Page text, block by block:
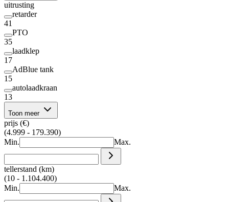
uitrusting
retarder
41
PTO
35
laadklep
17
AdBlue tank
15
autolaadkraan
13
Toon meer
prijs (€)
(4.999 - 179.390)
Min.
Max.
tellerstand (km)
(10 - 1.104.400)
Min.
Max.